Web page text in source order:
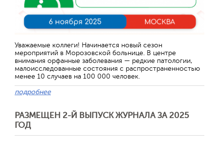
Уважаемые коллеги! Начинается новый сезон
мероприятий в Морозовской больнице. В центре
внимания орфанные заболевания — редкие патологии,
малоисследованные состояния с распространенностью
менее 10 случаев на 100 000 человек.
подробнее
РАЗМЕЩЕН 2-Й ВЫПУСК ЖУРНАЛА ЗА 2025
ГОД
Отправить